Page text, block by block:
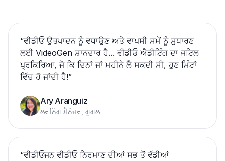
“ਵੀਡੀਓ ਉਤਪਾਦਨ ਨੂੰ ਵਧਾਉਣ ਅਤੇ ਵਾਪਸੀ ਸਮੇਂ ਨੂੰ ਸੁਧਾਰਣ
ਲਈ VideoGen ਸ਼ਾਨਦਾਰ ਹੈ... ਵੀਡੀਓ ਐਡੀਟਿੰਗ ਦਾ ਜਟਿਲ
ਪ੍ਰਕਿਰਿਆ, ਜੋ ਕਿ ਦਿਨਾਂ ਜਾਂ ਮਹੀਨੇ ਲੈ ਸਕਦੀ ਸੀ, ਹੁਣ ਮਿੰਟਾਂ
ਵਿੱਚ ਹੋ ਜਾਂਦੀ ਹੈ!”
Ary Aranguiz
ਲਰਨਿੰਗ ਮੈਨੇਜਰ, ਗੂਗਲ
“ਵੀਡੀਓਜਨ ਵੀਡੀਓ ਨਿਰਮਾਣ ਦੀਆਂ ਸਭ ਤੋਂ ਵੱਡੀਆਂ